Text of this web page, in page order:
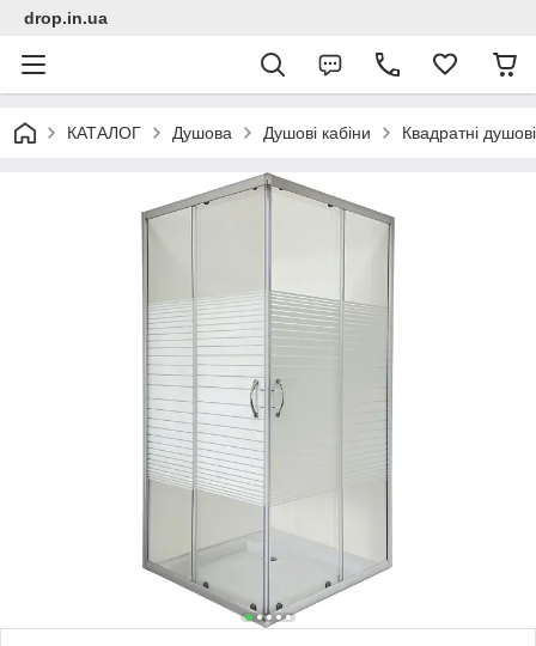
drop.in.ua
КАТАЛОГ Душова Душові кабіни Квадратні